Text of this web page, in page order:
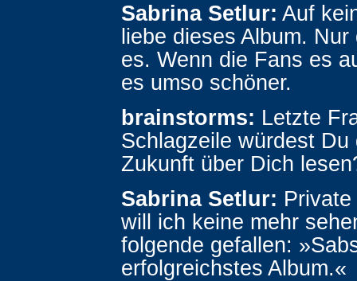
Sabrina Setlur: Auf
liebe dieses Album. Nur
es. Wenn die Fans es
es umso schöner.
brainstorms: Letzte
Schlagzeile würdest Du
Zukunft über Dich
Sabrina Setlur:
will ich keine mehr
folgende gefallen:
erfolgreichstes Album.«